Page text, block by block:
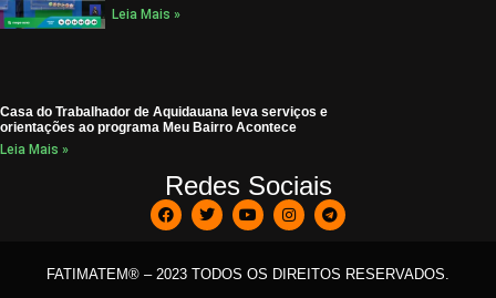
Leia Mais »
Casa do Trabalhador de Aquidauana leva serviços e
orientações ao programa Meu Bairro Acontece
Leia Mais »
Redes Sociais
FATIMATEM® – 2023 TODOS OS DIREITOS RESERVADOS.